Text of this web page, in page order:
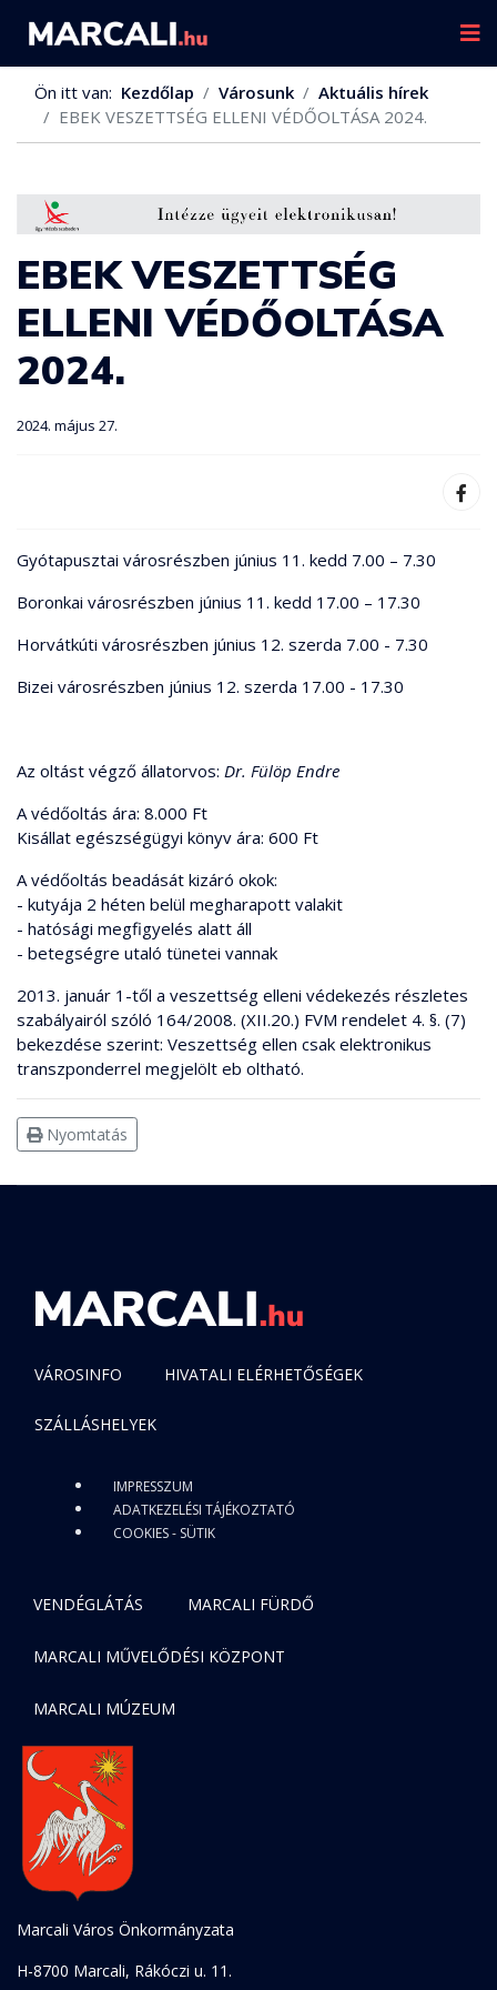
Ön itt van: Kezdőlap Városunk
Aktuális hírek
EBEK VESZETTSÉG ELLENI VÉDŐOLTÁSA 2024.
EBEK VESZETTSÉG
ELLENI VÉDŐOLTÁSA
2024.
2024. május 27.
Gyótapusztai városrészben június 11. kedd 7.00 – 7.30
Boronkai városrészben június 11. kedd 17.00 – 17.30
Horvátkúti városrészben június 12. szerda 7.00 - 7.30
Bizei városrészben június 12. szerda 17.00 - 17.30
Az oltást végző állatorvos: Dr. Fülöp Endre
A védőoltás ára: 8.000 Ft
Kisállat egészségügyi könyv ára: 600 Ft
A védőoltás beadását kizáró okok:
- kutyája 2 héten belül megharapott valakit
- hatósági megfigyelés alatt áll
- betegségre utaló tünetei vannak
2013. január 1-től a veszettség elleni védekezés részletes
szabályairól szóló 164/2008. (XII.20.) FVM rendelet 4. §. (7)
bekezdése szerint: Veszettség ellen csak elektronikus
transzponderrel megjelölt eb oltható.
Nyomtatás
VÁROSINFO HIVATALI ELÉRHETŐSÉGEK
SZÁLLÁSHELYEK
IMPRESSZUM
ADATKEZELÉSI TÁJÉKOZTATÓ
COOKIES - SÜTIK
VENDÉGLÁTÁS MARCALI FÜRDŐ
MARCALI MŰVELŐDÉSI KÖZPONT
MARCALI MÚZEUM
Marcali Város Önkormányzata
H-8700 Marcali, Rákóczi u. 11.